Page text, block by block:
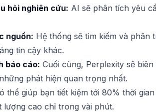
hỏi nghiên cứu: AI sẽ phân tích yêu
nguồn: Hệ thống sẽ tìm kiếm và
tin cậy khác.
báo cáo: Cuối cùng, Perplexity sẽ
phát hiện quan trọng nhất.
thể giúp bạn tiết kiệm tới 80% thời
lượng cao chỉ trong vài phút.